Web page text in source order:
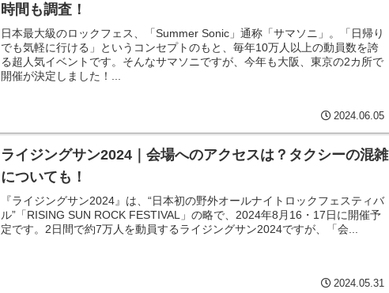
時間も調査！
日本最大級のロックフェス、「Summer Sonic」通称「サマソニ」。「日帰り
でも気軽に行ける」というコンセプトのもと、毎年10万人以上の動員数を誇
る超人気イベントです。そんなサマソニですが、今年も大阪、東京の2カ所で
開催が決定しました！...
2024.06.05
ライジングサン2024｜会場へのアクセスは？タクシーの混雑
についても！
『ライジングサン2024』は、“日本初の野外オールナイトロックフェスティバ
ル”「RISING SUN ROCK FESTIVAL」の略で、2024年8月16・17日に開催予
定です。2日間で約7万人を動員するライジングサン2024ですが、「会...
2024.05.31